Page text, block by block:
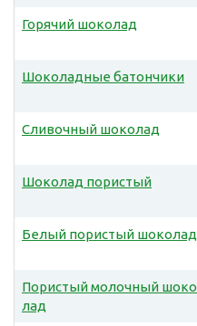
Горячий шоколад
Шоколадные батончики
Сливочный шоколад
Шоколад пористый
Белый пористый шоколад
Пористый молочный шоко
лад